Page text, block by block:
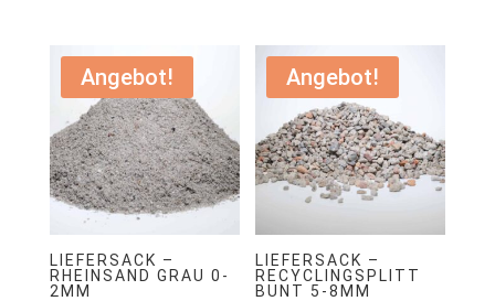
Angebot!
LIEFERSACK –
RHEINSAND GRAU 0-
2MM
Angebot!
LIEFERSACK –
RECYCLINGSPLITT
BUNT 5-8MM